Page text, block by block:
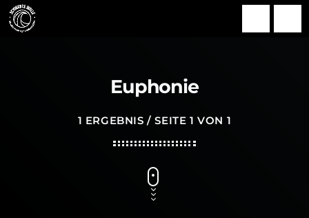
Euphonie
1 ERGEBNIS / SEITE 1 VON 1